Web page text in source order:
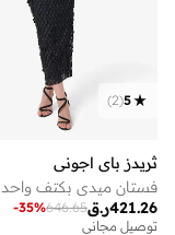
5
(
2
)
ثريدز باي اجوني
فستان ميدي بكتف واحد
ر.ق421.26
646.65
-35%
توصيل مجاني